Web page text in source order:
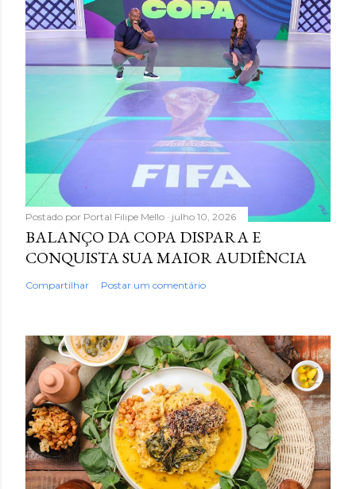
Postado por Portal Filipe Mello julho 10, 2026
BALANÇO DA COPA DISPARA E
CONQUISTA SUA MAIOR AUDIÊNCIA
Compartilhar Postar um comentário